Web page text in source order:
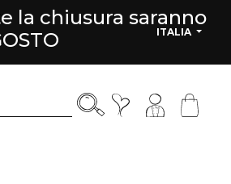
la chiusura saranno
ITALIA